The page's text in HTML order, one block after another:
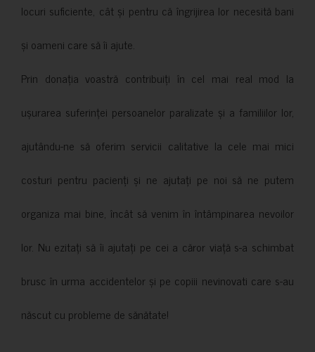
locuri suficiente, cât și pentru că îngrijirea lor necesită bani
și oameni care să îi ajute.
Prin donația voastră contribuiți în cel mai real mod la
ușurarea suferinței persoanelor paralizate și a familiilor lor,
ajutându-ne să oferim servicii calitative la cele mai mici
costuri pentru pacienți și ne ajutați pe noi să ne putem
organiza mai bine, încât să venim în întâmpinarea nevoilor
lor. Nu ezitați să îi ajutați pe cei a căror viață s-a schimbat
brusc în urma accidentelor și pe copiii nevinovati care s-au
născut cu probleme de sănătate!